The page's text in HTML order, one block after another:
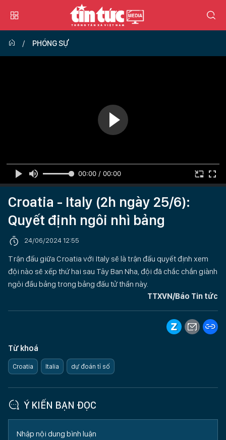
PHÓNG SỰ
00:00 / 00:00
Croatia - Italy (2h ngày 25/6):
Quyết định ngôi nhì bảng
24/06/2024 12:55
Trận đấu giữa Croatia với Italy sẽ là trận đấu quyết định xem
đội nào sẽ xếp thứ hai sau Tây Ban Nha, đội đã chắc chắn giành
ngôi đầu bảng trong bảng đấu tử thần này.
TTXVN/Báo Tin tức
Từ khoá
Croatia Italia dự đoán tỉ số
Ý KIẾN BẠN ĐỌC